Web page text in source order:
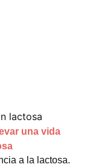
una vida
a la lactosa.